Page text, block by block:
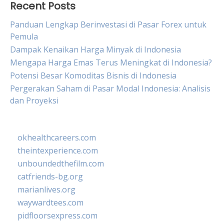
Recent Posts
Panduan Lengkap Berinvestasi di Pasar Forex untuk
Pemula
Dampak Kenaikan Harga Minyak di Indonesia
Mengapa Harga Emas Terus Meningkat di Indonesia?
Potensi Besar Komoditas Bisnis di Indonesia
Pergerakan Saham di Pasar Modal Indonesia: Analisis
dan Proyeksi
okhealthcareers.com
theintexperience.com
unboundedthefilm.com
catfriends-bg.org
marianlives.org
waywardtees.com
pidfloorsexpress.com